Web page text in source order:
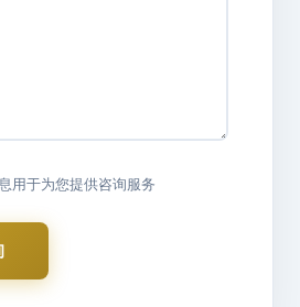
用于为您提供咨询服务